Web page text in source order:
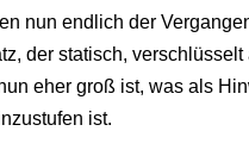
nun endlich der
der statisch, verschlüsselt
eher groß ist, was als
ist.